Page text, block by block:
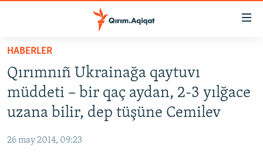
Esas
qaytmaq
Baş
navigatsiyağa
qaytmaq
Qıdıruvğa
qaytmaq
SİYASET
İQTİSADİYAT
MEDENİYET
HABERLER
Qırımnıñ Ukrainağa qaytuvı
müddeti – bir qaç aydan, 2-3 yılğace
uzana bilir, dep tüşüne Cemilev
26 may 2014, 09:23